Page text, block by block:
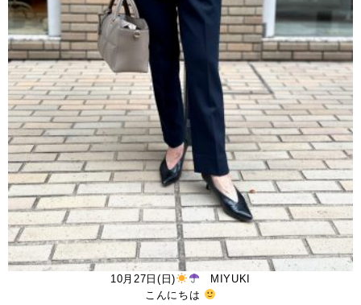
10月27日(日)
MIYUKI
こんにちは